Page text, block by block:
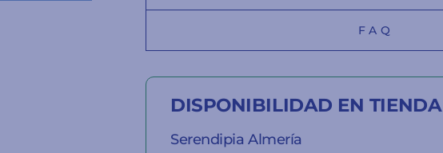
FAQ
DISPONIBILIDAD EN TIENDA
Serendipia Almería